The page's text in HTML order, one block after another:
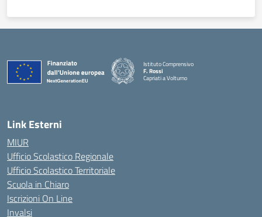
Istituto Comprensivo
F. Rossi
Capriati a Volturno
— Visita la pagina iniziale della scuola
Link Esterni
MIUR
Ufficio Scolastico Regionale
Ufficio Scolastico Territoriale
Scuola in Chiaro
Iscrizioni On Line
Invalsi